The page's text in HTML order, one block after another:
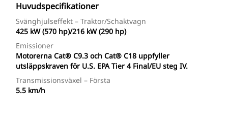
Huvudspecifikationer
Svänghjulseffekt – Traktor/schaktvagn
425 kW (570 hp)/216 kW (290 hp)
Emissioner
Motorerna Cat® C9.3 och Cat® C18 uppfyller
utsläppskraven för U.S. EPA Tier 4 Final/EU steg IV.
Transmissionsväxel – Första
5.5 km/h